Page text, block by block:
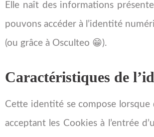
Elle naît des informations
pouvons accéder à l’identité
(ou grâce à Osculteo 😁).
Caractéristiques de
Cette identité se compose lorsque
acceptant les Cookies à l’entrée